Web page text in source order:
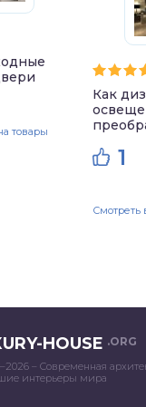
товары
Как
1
Смотреть
HOUSE .ORG
– Современная
интерьеры мира